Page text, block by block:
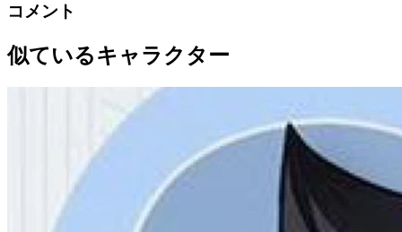
コメント
似ているキャラクター